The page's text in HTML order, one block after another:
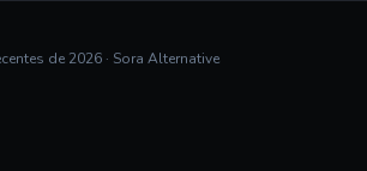
de 2026 · Sora Alternative